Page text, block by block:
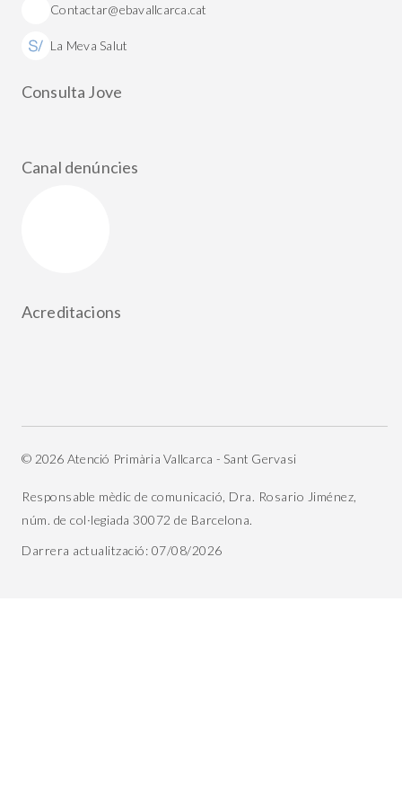
Contactar@ebavallcarca.cat
La Meva Salut
Consulta Jove
Canal denúncies
Acreditacions
© 2026 Atenció Primària Vallcarca - Sant Gervasi
Responsable mèdic de comunicació, Dra. Rosario Jiménez,
núm. de col·legiada 30072 de Barcelona.
Darrera actualització: 07/08/2026